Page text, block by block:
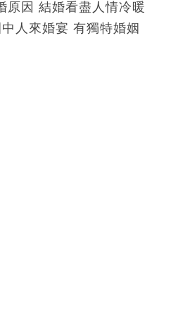
原因 結婚看盡人情冷暖
人來婚宴 有獨特婚姻